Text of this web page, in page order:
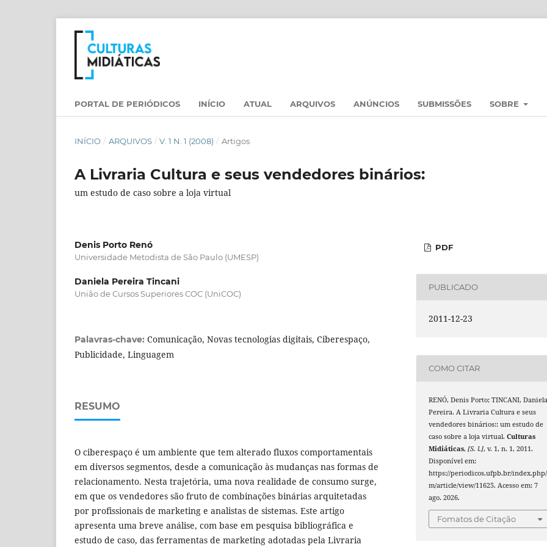
PORTAL DE PERIÓDICOS INÍCIO ATUAL ARQUIVOS ANÚNCIOS SUBMISSÕES SOBRE
INÍCIO / ARQUIVOS / V. 1 N. 1 (2008) / Artigos
A Livraria Cultura e seus vendedores binários:
um estudo de caso sobre a loja virtual
Denis Porto Renó
Universidade Metodista de São Paulo (UMESP)
Daniela Pereira Tincani
União de Cursos Superiores COC (UniCOC)
Palavras-chave: Comunicação, Novas tecnologias digitais, Ciberespaço,
Publicidade, Linguagem
RESUMO
O ciberespaço é um ambiente que tem alterado fluxos comportamentais
em diversos segmentos, desde a comunicação às mudanças nas formas de
relacionamento. Nesta trajetória, uma nova realidade de consumo surge,
em que os vendedores são fruto de combinações binárias arquitetadas
por profissionais de marketing e analistas de sistemas. Este artigo
apresenta uma breve análise, com base em pesquisa bibliográfica e
estudo de caso, das ferramentas de marketing adotadas pela Livraria
PDF
PUBLICADO
2011-12-23
COMO CITAR
RENÓ, Denis Porto; TINCANI,
Pereira. A Livraria Cultura e seus
vendedores binários:: um estudo de
caso sobre a loja virtual.Culturas
Midiáticas,[S. l.], v. 1, n. 1, 2011.
Disponível em:
https://periodicos.ufpb.br/
m/article/view/11625. Acesso em: 7
ago. 2026.
Fomatos de Citação